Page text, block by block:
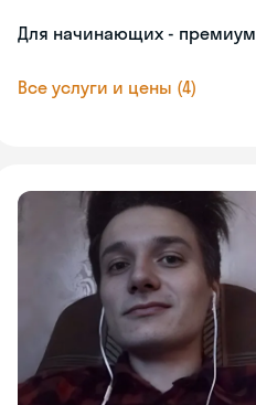
Для начинающих - премиум
Все услуги и цены (4)